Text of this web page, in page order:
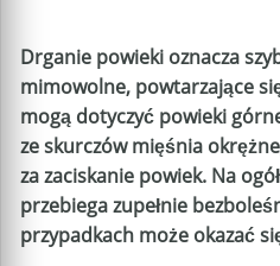
Drganie powieki oznacza
mimowolne, powtarzające
mogą dotyczyć powieki
ze skurczów mięśnia
za zaciskanie powiek. Na
przebiega zupełnie
przypadkach może okazać